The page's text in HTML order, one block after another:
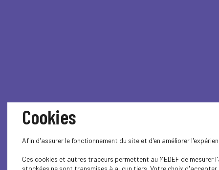
Cookies
Afin d'assurer le fonctionnement du site et d'en améliorer
Ces cookies et autres traceurs permettent au MEDEF de
stockées ne sont transmises à aucun tiers. Votre choix